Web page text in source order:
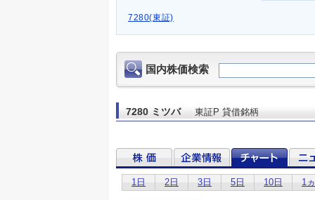
7280(東証)